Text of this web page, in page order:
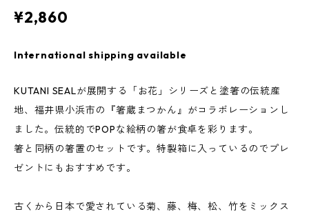
¥2,860
International shipping available
KUTANI SEALが展開する「お花」シリーズと塗箸の伝統産
地、福井県小浜市の『箸蔵まつかん』がコラボレーションし
ました。伝統的でPOPな絵柄の箸が食卓を彩ります。
箸と同柄の箸置のセットです。特製箱に入っているのでプレ
ゼントにもおすすめです。
古くから日本で愛されている菊、藤、梅、松、竹をミックス